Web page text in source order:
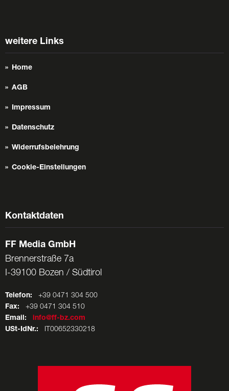
weitere Links
Home
AGB
Impressum
Datenschutz
Widerrufsbelehrung
Cookie-Einstellungen
Kontaktdaten
FF Media GmbH
Brennerstraße 7a
I-39100 Bozen / Südtirol
Telefon: +39 0471 304 500
Fax: +39 0471 304 510
Email:
info@ff-bz.com
USt-IdNr.: IT00652330218